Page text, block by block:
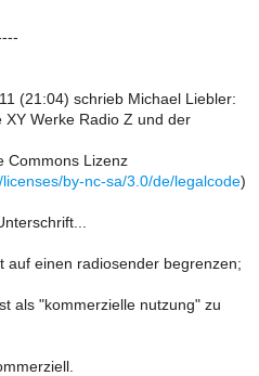
(21:04) schrieb Michael Liebler:
Werke Radio Z und der
Commons Lizenz
by-nc-sa/3.0/de/legalcode)
auf einen radiosender begrenzen;
als "kommerzielle nutzung" zu